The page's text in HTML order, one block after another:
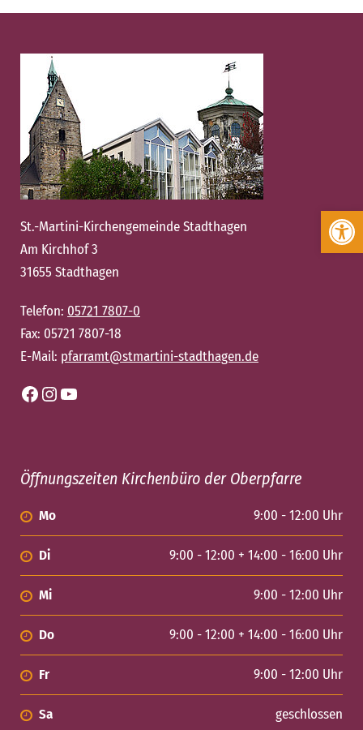
Werkzeugleiste öffnen
St.-Martini-Kirchengemeinde Stadthagen
Am Kirchhof 3
31655 Stadthagen
Telefon: 05721 7807-0
Fax: 05721 7807-18
E-Mail: pfarramt@stmartini-stadthagen.de
Facebook Instagram YouTube
Öffnungszeiten Kirchenbüro der Oberpfarre
Mo 9:00 - 12:00 Uhr
Di 9:00 - 12:00 + 14:00 - 16:00 Uhr
Mi 9:00 - 12:00 Uhr
Do 9:00 - 12:00 + 14:00 - 16:00 Uhr
Fr 9:00 - 12:00 Uhr
Sa geschlossen